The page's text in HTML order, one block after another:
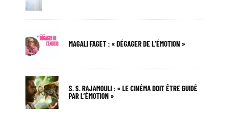
MAGALI FAGET : « DÉGAGER DE L’ÉMOTION »
S. S. RAJAMOULI : « LE CINÉMA DOIT ÊTRE GUIDÉ
PAR L’ÉMOTION »